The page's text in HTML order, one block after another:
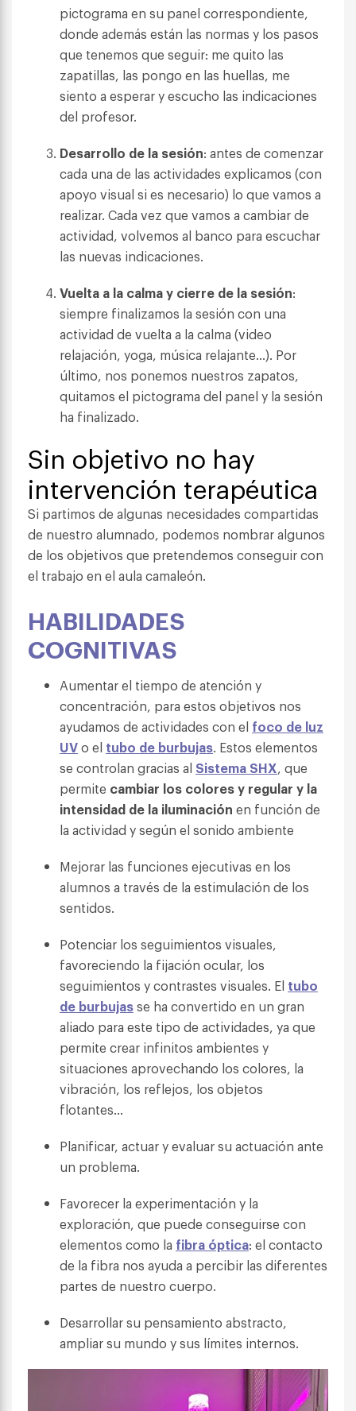
pictograma en su panel correspondiente,
donde además están las normas y los pasos
que tenemos que seguir: me quito las
zapatillas, las pongo en las huellas, me
siento a esperar y escucho las indicaciones
del profesor.
Desarrollo de la sesión: antes de comenzar
cada una de las actividades explicamos (con
apoyo visual si es necesario) lo que vamos a
realizar. Cada vez que vamos a cambiar de
actividad, volvemos al banco para escuchar
las nuevas indicaciones.
Vuelta a la calma y cierre de la sesión:
siempre finalizamos la sesión con una
actividad de vuelta a la calma (video
relajación, yoga, música relajante…). Por
último, nos ponemos nuestros zapatos,
quitamos el pictograma del panel y la sesión
ha finalizado.
Sin objetivo no hay
intervención terapéutica
Si partimos de algunas necesidades compartidas
de nuestro alumnado, podemos nombrar algunos
de los objetivos que pretendemos conseguir con
el trabajo en el aula camaleón.
HABILIDADES
COGNITIVAS
Aumentar el tiempo de atención y
concentración, para estos objetivos nos
ayudamos de actividades con el foco de luz
UVo el tubo de burbujas. Estos elementos
se controlan gracias al Sistema SHX, que
permite cambiar los colores y regular y la
intensidad de la iluminación en función de
la actividad y según el sonido ambiente
Mejorar las funciones ejecutivas en los
alumnos a través de la estimulación de los
sentidos.
Potenciar los seguimientos visuales,
favoreciendo la fijación ocular, los
seguimientos y contrastes visuales. El tubo
de burbujasse ha convertido en un gran
aliado para este tipo de actividades, ya que
permite crear infinitos ambientes y
situaciones aprovechando los colores, la
vibración, los reflejos, los objetos
flotantes…
Planificar, actuar y evaluar su actuación ante
un problema.
Favorecer la experimentación y la
exploración, que puede conseguirse con
elementos como la fibra óptica: el contacto
de la fibra nos ayuda a percibir las diferentes
partes de nuestro cuerpo.
Desarrollar su pensamiento abstracto,
ampliar su mundo y sus límites internos.